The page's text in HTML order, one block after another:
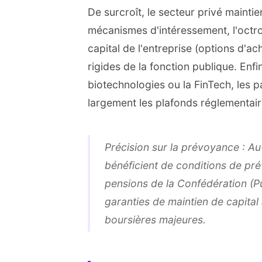
De surcroît, le secteur privé
mécanismes d'intéressement,
capital de l'entreprise (options
rigides de la fonction publique.
biotechnologies ou la FinTech, les
largement les plafonds
Précision sur la prévoyance :
bénéficient de conditions de
pensions de la Confédération
garanties de maintien de
boursières majeures.